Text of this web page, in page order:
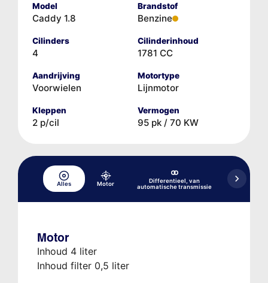
Model
Caddy 1.8
Brandstof
Benzine
Cilinders
4
Cilinderinhoud
1781 CC
Aandrijving
Voorwielen
Motortype
Lijnmotor
Kleppen
2 p/cil
Vermogen
95 pk / 70 KW
Alles Motor
Differentieel, van
automatische transmissie
Hydraulisch
Motor
Inhoud 4 liter
Inhoud filter 0,5 liter